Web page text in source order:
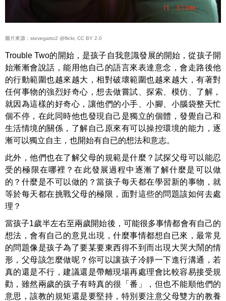
圖片來源：stevegatto2 @flickr, CC BY 2.0
Trouble Two的開始，是孩子自我意識發展的開始，從孩子開
始漸漸會說話，能用他自己的語言來表達意念，會走路後他
的行動範圍也越來越大，相對破壞範圍也越來越大，有著對
任何事物的強烈好奇心，想去做嘗試、探索、模仿、了解，
就因為這樣的好奇心，讓他們的小手、小腳、小腦袋整天忙
個不停，在此同時他也發現自己是獨立的個體，發覺自己和
生活情境的關係，了解自己原來有可以操控環境的能力，逐
漸可以獨立自主，也開始有自已的想法和意志。
此外，他們也在了解父母的規範是什麼？試探父母可以能忍
受的極限在哪裡？在此發展過程中逐漸了解什麼是可以做
的？什麼是不可以做的？當孩子每天都在學習新的事物，就
等於每天都在挑戰父母的極限，面對這些的問題該如何去處
理？
當孩子1歲半左右至兩歲開始後，可能很多事情都會有自己的
想法，會有自己的意見出現，什麼事情都想自已來，最常見
的問題像是孩子為了要某要東西得不到而出現大哭大鬧的情
形，父母該怎麼做呢？你可以讓孩子冷靜一下進行溝通，若
真的還是不行，建議還是帶離現場再處理會比較容易接受規
勸，雖然兩歲的孩子有時真的很「番」，但也不能順他們的
意思，該教的規矩還是要堅持，特別要注意父母雙方的教養